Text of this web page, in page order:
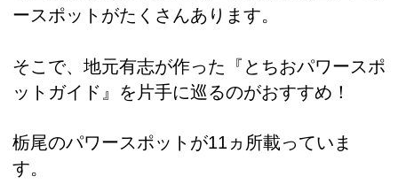
ースポットがたくさんあります。
そこで、地元有志が作った『とちおパワースポ
ットガイド』を片手に巡るのがおすすめ！
栃尾のパワースポットが11ヵ所載っていま
す。